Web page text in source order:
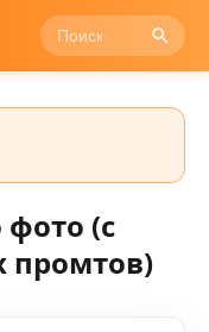
(с
промтов)